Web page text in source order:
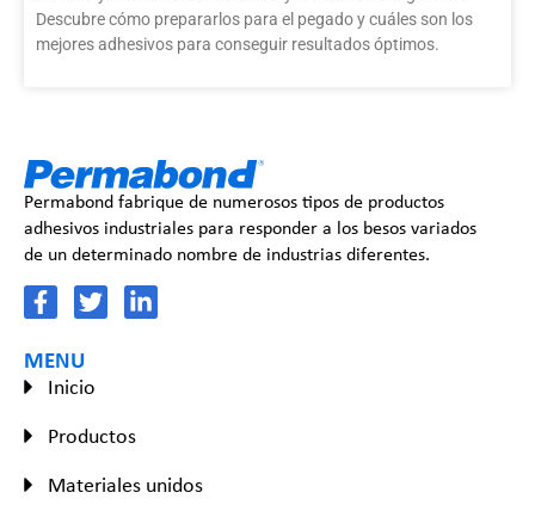
Descubre cómo prepararlos para el pegado y cuáles son los
mejores adhesivos para conseguir resultados óptimos.
Permabond fabrique de numerosos tipos de productos
adhesivos industriales para responder a los besos variados
de un determinado nombre de industrias diferentes.
MENU
Inicio
Productos
Materiales unidos